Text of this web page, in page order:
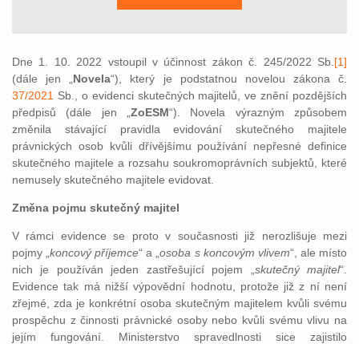
Dne 1. 10. 2022 vstoupil v účinnost zákon č. 245/2022 Sb. [1]
(dále jen „ Novela“), který je podstatnou novelou zákona č.
37/2021 Sb., o evidenci skutečných majitelů, ve znění pozdějších
předpisů (dále jen „ ZoESM“). Novela výrazným způsobem
změnila stávající pravidla evidování skutečného majitele
právnických osob kvůli dřívějšímu používání nepřesné definice
skutečného majitele a rozsahu soukromoprávních subjektů, které
nemusely skutečného majitele evidovat.
Změna pojmu skutečný majitel
V rámci evidence se proto v současnosti již nerozlišuje mezi
pojmy „koncový příjemce“ a „osoba s koncovým vlivem“, ale místo
nich je používán jeden zastřešující pojem „ skutečný majitel“.
Evidence tak má nižší výpovědní hodnotu, protože již z ní není
zřejmé, zda je konkrétní osoba skutečným majitelem kvůli svému
prospěchu z činnosti právnické osoby nebo kvůli svému vlivu na
jejím fungování. Ministerstvo spravedlnosti sice zajistilo